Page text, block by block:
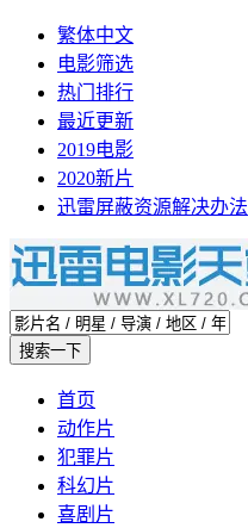
繁体中文
电影筛选
热门排行
最近更新
2019电影
2020新片
迅雷屏蔽资源解决办法
首页
动作片
犯罪片
科幻片
喜剧片